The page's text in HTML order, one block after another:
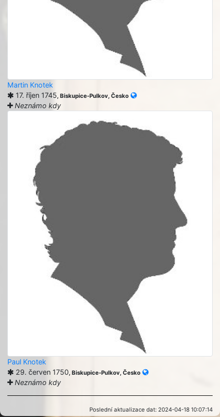
Martin Knotek
17. říjen 1745, Biskupice-Pulkov, Česko
Neznámo kdy
Paul Knotek
29. červen 1750, Biskupice-Pulkov, Česko
Neznámo kdy
Poslední aktualizace dat: 2024-04-18 10:07:14